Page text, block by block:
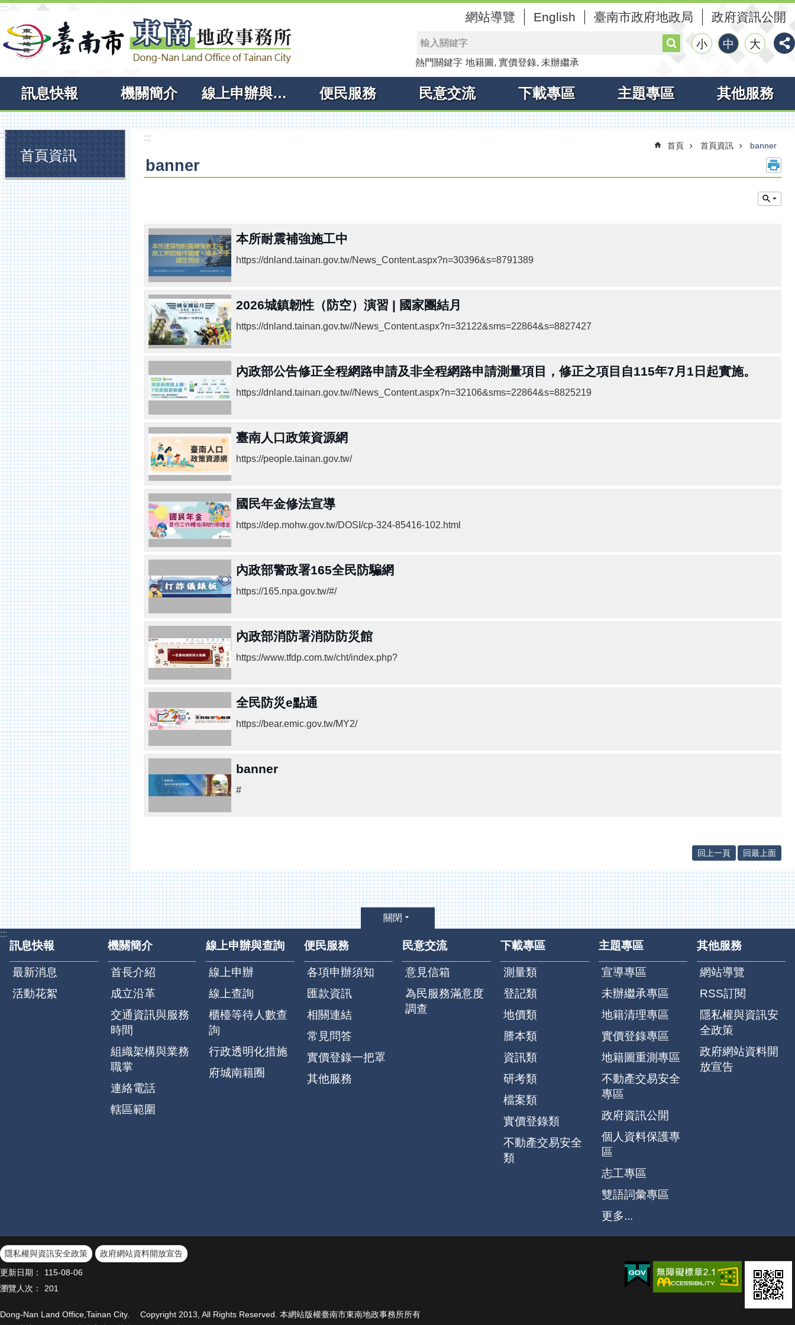
跳到主要內容區塊
:::
網站導覽 English 臺南市政府地政局 政府資訊公開
搜
尋 小 中 大
熱門關鍵字 地籍圖 實價登錄 未辦繼承
訊息快報 機關簡介 線上申辦與查詢 便民服務 民意交流 下載專區 主題專區 其他服務
:::
首頁資訊
:::
首頁 首頁資訊 banner
banner
本所耐震補強施工中
https://dnland.tainan.gov.tw/News_Content.aspx?n=30396&s=8791389
2026城鎮韌性（防空）演習 | 國家團結月
https://dnland.tainan.gov.tw//News_Content.aspx?n=32122&sms=22864&s=8827427
內政部公告修正全程網路申請及非全程網路申請測量項目，修正之項目自115年7月1日起實施。
https://dnland.tainan.gov.tw//News_Content.aspx?n=32106&sms=22864&s=8825219
臺南人口政策資源網
https://people.tainan.gov.tw/
國民年金修法宣導
https://dep.mohw.gov.tw/DOSI/cp-324-85416-102.html
內政部警政署165全民防騙網
https://165.npa.gov.tw/#/
內政部消防署消防防災館
https://www.tfdp.com.tw/cht/index.php?
全民防災e點通
https://bear.emic.gov.tw/MY2/
banner
#
回上一頁 回最上面
關閉
:::
訊息快報
最新消息
活動花絮
機關簡介
首長介紹
成立沿革
交通資訊與服務
時間
組織架構與業務
職掌
連絡電話
轄區範圍
線上申辦與查詢
線上申辦
線上查詢
櫃檯等待人數查
詢
行政透明化措施
府城南籍圈
便民服務
各項申辦須知
匯款資訊
相關連結
常見問答
實價登錄一把罩
其他服務
民意交流
意見信箱
為民服務滿意度
調查
下載專區
測量類
登記類
地價類
謄本類
資訊類
研考類
檔案類
實價登錄類
不動產交易安全
類
主題專區
宣導專區
未辦繼承專區
地籍清理專區
實價登錄專區
地籍圖重測專區
不動產交易安全
專區
政府資訊公開
個人資料保護專
區
志工專區
雙語詞彙專區
更多...
其他服務
網站導覽
RSS訂閱
隱私權與資訊安
全政策
政府網站資料開
放宣告
隱私權與資訊安全政策
政府網站資料開放宣告
更新日期：
115-08-06
瀏覽人次：
201
Dong-Nan Land Office,Tainan City. Copyright 2013, All Rights Reserved. 本網站版權臺南市東南地政事務所所有